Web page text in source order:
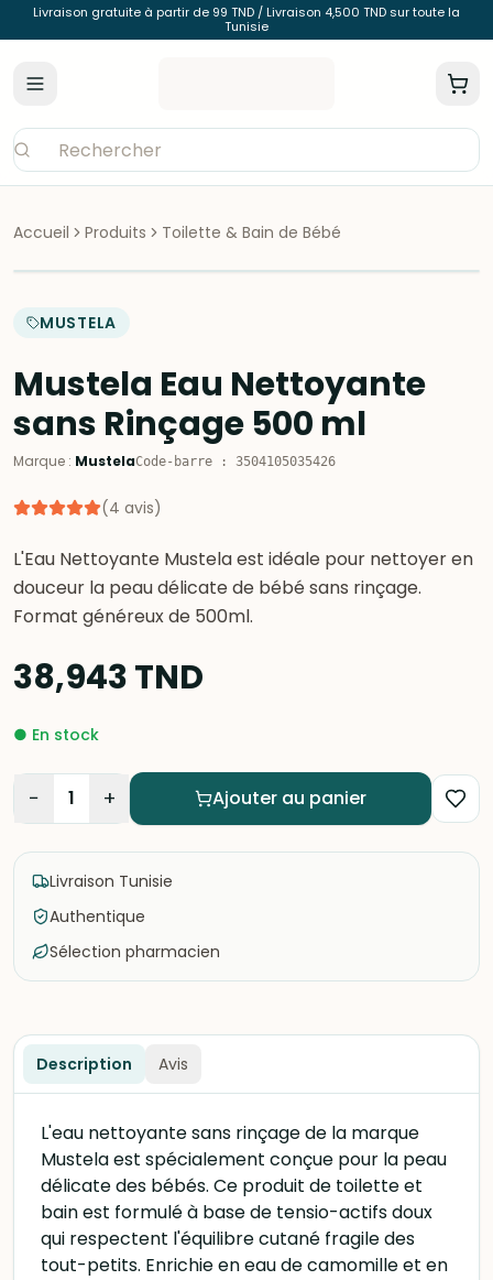
Livraison gratuite à partir de 99 TND / Livraison 4,500 TND sur toute la
Tunisie
Accueil Produits Toilette & Bain de Bébé
MUSTELA
Mustela Eau Nettoyante
sans Rinçage 500 ml
Marque : MustelaCode-barre : 3504105035426
(4 avis)
L'Eau Nettoyante Mustela est idéale pour nettoyer en
douceur la peau délicate de bébé sans rinçage.
Format généreux de 500ml.
38,943TND
● En stock
− 1 + Ajouter au panier
Livraison Tunisie
Authentique
Sélection pharmacien
Description Avis
L'eau nettoyante sans rinçage de la marque
Mustela est spécialement conçue pour la peau
délicate des bébés. Ce produit de toilette et
bain est formulé à base de tensio-actifs doux
qui respectent l'équilibre cutané fragile des
tout-petits. Enrichie en eau de camomille et en